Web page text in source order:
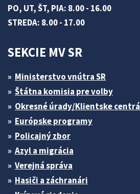
PO, UT, ŠT, PIA: 8.00 - 16.00
STREDA: 8.00 - 17.00
SEKCIE MV SR
Ministerstvo vnútra SR
Štátna komisia pre volby
Okresné úrady/Klientske centrá
Európske programy
Policajný zbor
Azyl a migrácia
Verejná správa
Hasiči a záchranári